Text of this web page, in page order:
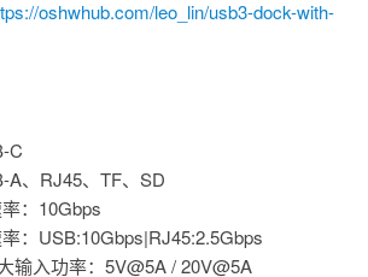
oshwhub.com/leo_lin/usb3-dock-with-
C
A、RJ45、TF、SD
：10Gbps
：USB:10Gbps|RJ45:2.5Gbps
输入功率：5V@5A / 20V@5A